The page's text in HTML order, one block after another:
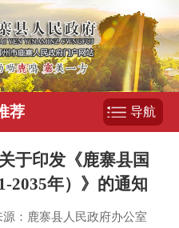
荐 导航
于印发《鹿寨县国
2035年）》的通知
：鹿寨县人民政府办公室